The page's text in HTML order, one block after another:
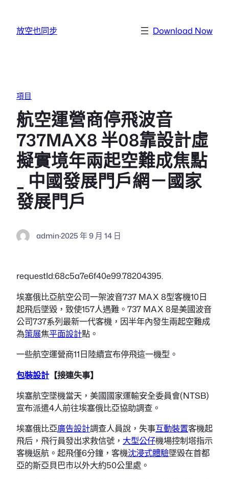
放空也同步 Download Now
項目
航空運營商停飛波音
737MAX8 半08靠設計虛
擬實境年兩起空難成焦點
_ 中國發展門戶網－國家
發展門戶
admin·2025 年 9 月 14 日
requestId:68c5a7e6f40e99.78204395.
埃塞俄比亞航空公司一架波音737 MAX 8型客機10日
起飛后墜毀，致使157人遇難。737 MAX 8是美國波音
公司737系列最新一代客機，因半年內發生兩起空難成
為策展焦平面設計點。
一些航空運營商11日陸續宣布停飛這一機型。
包裝設計【接連失事】
埃塞航空墜機當天，美國國家運輸安全委員會(NTSB)
宣布派遣4人前往埃塞俄比亞協助調查。
埃塞俄比亞廣告設計調查人員說，失事互動裝置客機起
飛后，飛行員發出求救信號， 大型公仔機場控制塔指示
客機返航。起飛僅6分鐘，客機沈浸式體驗墜毀在首都
亞的斯亞貝巴市以外大約50公里處。